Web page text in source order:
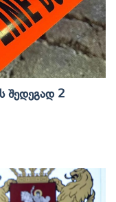
Შედეგად 2